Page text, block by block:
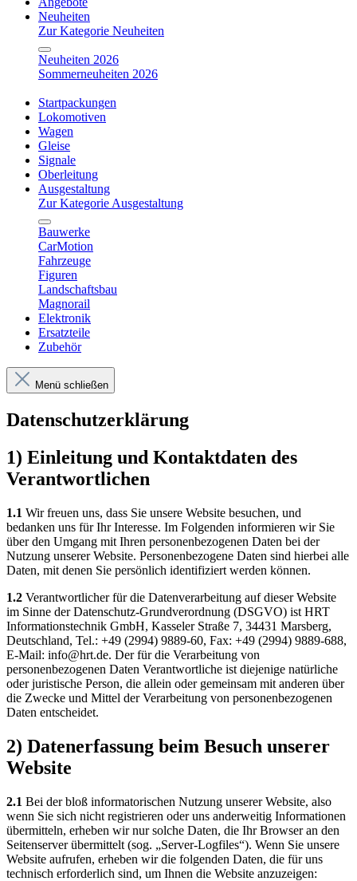
Neuheiten
Zur Kategorie Neuheiten
Neuheiten 2026
Sommerneuheiten 2026
Startpackungen
Lokomotiven
Wagen
Gleise
Signale
Oberleitung
Ausgestaltung
Zur Kategorie Ausgestaltung
Bauwerke
CarMotion
Fahrzeuge
Figuren
Landschaftsbau
Magnorail
Elektronik
Ersatzteile
Zubehör
Menü schließen
Datenschutzerklärung
1) Einleitung und Kontaktdaten des
Verantwortlichen
1.1 Wir freuen uns, dass Sie unsere Website besuchen, und
bedanken uns für Ihr Interesse. Im Folgenden informieren wir Sie
über den Umgang mit Ihren personenbezogenen Daten bei der
Nutzung unserer Website. Personenbezogene Daten sind hierbei alle
Daten, mit denen Sie persönlich identifiziert werden können.
1.2 Verantwortlicher für die Datenverarbeitung auf dieser Website
im Sinne der Datenschutz-Grundverordnung (DSGVO) ist HRT
Informationstechnik GmbH, Kasseler Straße 7, 34431 Marsberg,
Deutschland, Tel.: +49 (2994) 9889-60, Fax: +49 (2994) 9889-688,
E-Mail: info@hrt.de. Der für die Verarbeitung von
personenbezogenen Daten Verantwortliche ist diejenige natürliche
oder juristische Person, die allein oder gemeinsam mit anderen über
die Zwecke und Mittel der Verarbeitung von personenbezogenen
Daten entscheidet.
2) Datenerfassung beim Besuch unserer
Website
2.1 Bei der bloß informatorischen Nutzung unserer Website, also
wenn Sie sich nicht registrieren oder uns anderweitig Informationen
übermitteln, erheben wir nur solche Daten, die Ihr Browser an den
Seitenserver übermittelt (sog. „Server-Logfiles“). Wenn Sie unsere
Website aufrufen, erheben wir die folgenden Daten, die für uns
technisch erforderlich sind, um Ihnen die Website anzuzeigen: